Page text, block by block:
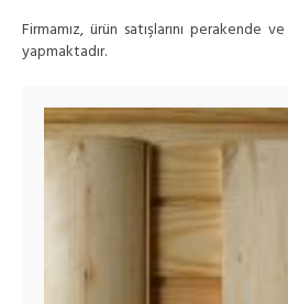
Firmamız, ürün satışlarını perakende
yapmaktadır.